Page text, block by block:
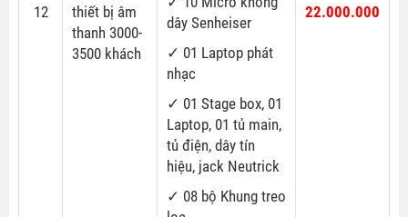
12
thiết bị âm
thanh 3000-
3500 khách
dây Senheiser
✓ 01 Laptop phát
nhạc
✓ 01 Stage box, 01
Laptop, 01 tủ main,
tủ điện, dây tín
hiệu, jack Neutrick
✓ 08 bộ Khung treo
22.000.000